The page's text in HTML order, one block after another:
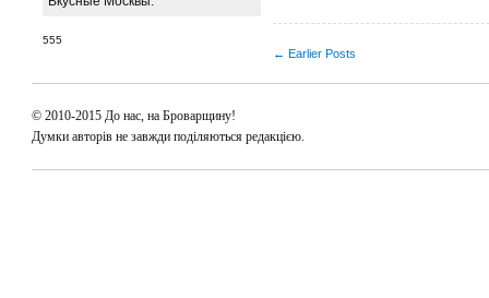
555
← Earlier Posts
© 2010-2015 До нас, на Броварщину!
Думки авторів не завжди поділяються редакцією.